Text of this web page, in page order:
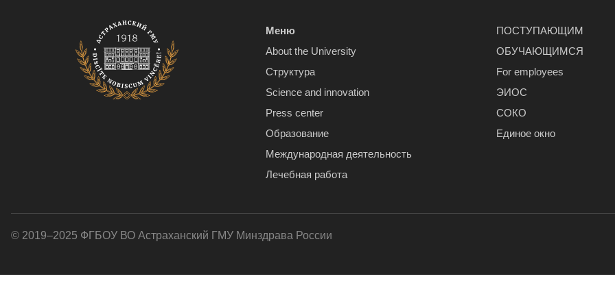
Меню
About the University
Структура
Science and innovation
Press center
Образование
Международная деятельность
Лечебная работа
ПОСТУПАЮЩИМ
ОБУЧАЮЩИМСЯ
For employees
ЭИОС
СОКО
Единое окно
© 2019–2025 ФГБОУ ВО Астраханский ГМУ Минздрава России